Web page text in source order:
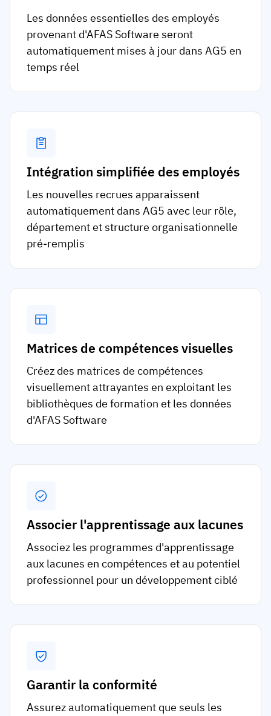
Les données essentielles des employés
provenant d'AFAS Software seront
automatiquement mises à jour dans AG5 en
temps réel
Intégration simplifiée des employés
Les nouvelles recrues apparaissent
automatiquement dans AG5 avec leur rôle,
département et structure organisationnelle
pré-remplis
Matrices de compétences visuelles
Créez des matrices de compétences
visuellement attrayantes en exploitant les
bibliothèques de formation et les données
d'AFAS Software
Associer l'apprentissage aux lacunes
Associez les programmes d'apprentissage
aux lacunes en compétences et au potentiel
professionnel pour un développement ciblé
Garantir la conformité
Assurez automatiquement que seuls les